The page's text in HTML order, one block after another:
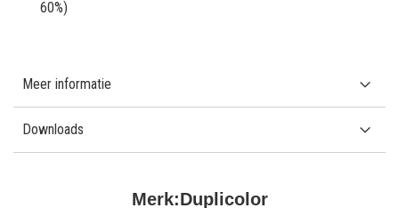
Merk:Duplicolor
60%)
Meer informatie
Downloads